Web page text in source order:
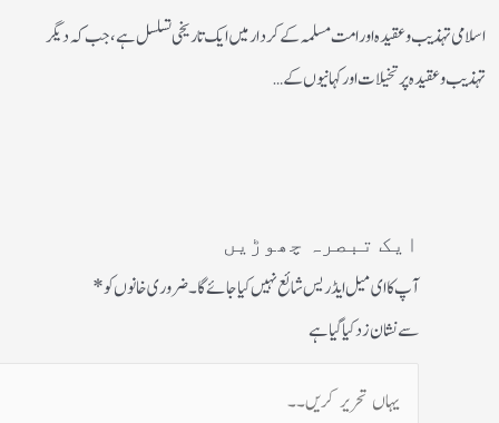
اسلامی تہذیب و عقیدہ اور امت مسلمہ کے کردار میں ایک تاریخی تسلسل ہے، جب کہ دیگر
تہذیب و عقیدہ پر تخیلات اور کہانیوں کے…
ایک تبصرہ چھوڑیں
آپ کا ای میل ایڈریس شائع نہیں کیا جائے گا۔ضروری خانوں کو*
سے نشان زد کیا گیا ہے